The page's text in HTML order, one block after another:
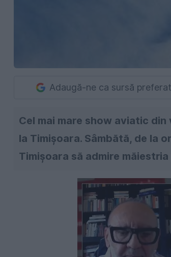
Adaugă-ne ca sursă
Cel mai mare show aviatic
la Timișoara. Sâmbătă, de la
Timișoara să admire